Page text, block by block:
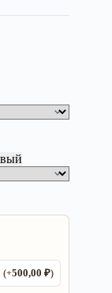
(+500,00₽)